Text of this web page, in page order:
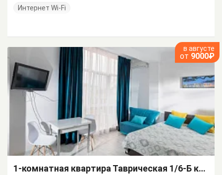
Интернет Wi-Fi
в августе
от 9000₽
1-комнатная квартира Таврическая 1/6-Б кв 16